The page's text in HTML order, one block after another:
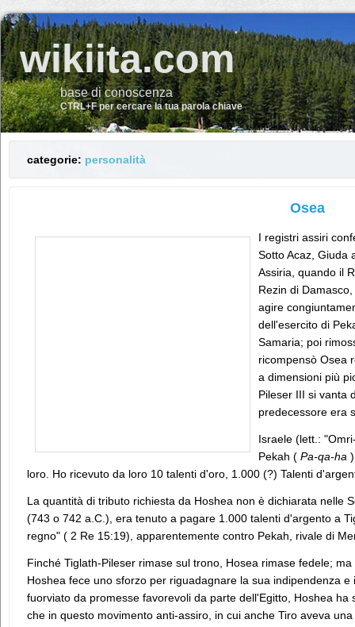
wikiita.com
base di conoscenza
CTRL+F per cercare la tua parola chiave
categorie: personalità
Osea
I registri assiri
Sotto Acaz, Giuda
Assiria, quando il
Rezin di
agire
dell'esercito di
Samaria; poi
ricompensò Osea
a dimensioni più
Pileser III si vanta
predecessore era
Israele (lett.:
Pekah ( Pa-qa-ha
loro. Ho ricevuto da loro 10 talenti d'oro, 1.000 (?) Talenti
La quantità di tributo richiesta da Hoshea non è dichiarata nelle
(743 o 742 a.C.), era tenuto a pagare 1.000 talenti d'argento a
regno" ( 2 Re 15:19), apparentemente contro Pekah, rivale di
Finché Tiglath-Pileser rimase sul trono, Hosea rimase fedele;
Hoshea fece uno sforzo per riguadagnare la sua indipendenza
fuorviato da promesse favorevoli da parte dell'Egitto, Hoshea
che in questo movimento anti-assiro, in cui anche Tiro aveva